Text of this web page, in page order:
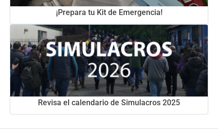
¡Prepara tu Kit de Emergencia!
Revisa el calendario de Simulacros 2025